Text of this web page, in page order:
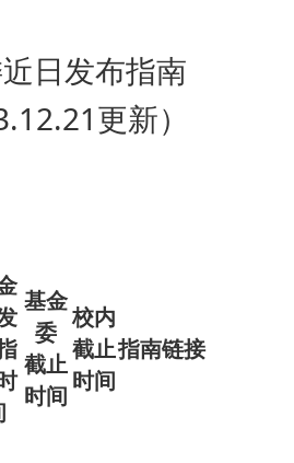
日发布指南
更新）
基金
委
截止
时间
校内
截止
时间
指南链接